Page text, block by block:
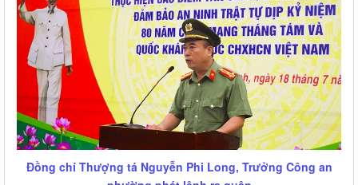
Đồng chí Thượng tá Nguyễn Phi Long, Trưởng Công an